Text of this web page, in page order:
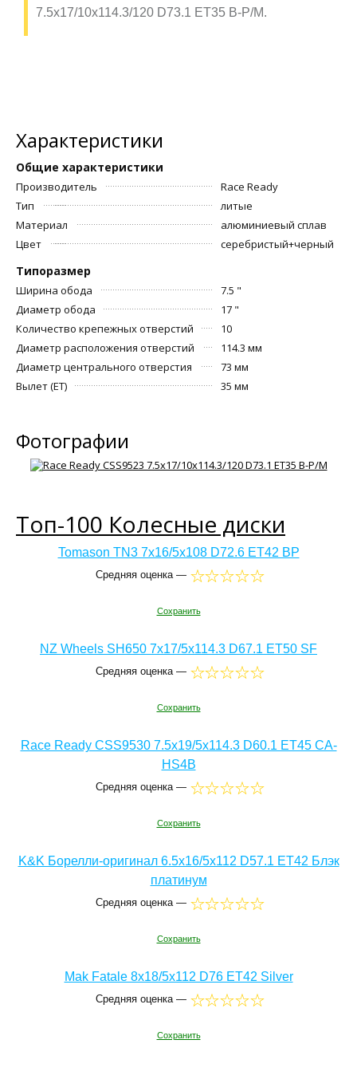
7.5x17/10x114.3/120 D73.1 ET35 B-P/M.
Характеристики
Общие характеристики
Производитель
Race Ready
Тип
литые
Материал
алюминиевый сплав
Цвет
серебристый+черный
Типоразмер
Ширина обода
7.5 "
Диаметр обода
17 "
Количество крепежных отверстий
10
Диаметр расположения отверстий
114.3 мм
Диаметр центрального отверстия
73 мм
Вылет (ET)
35 мм
Фотографии
Топ-100 Колесные диски
Tomason TN3 7x16/5x108 D72.6 ET42 BP
Средняя оценка —
Сохранить
NZ Wheels SH650 7x17/5x114.3 D67.1 ET50 SF
Средняя оценка —
Сохранить
Race Ready CSS9530 7.5x19/5x114.3 D60.1 ET45 CA-
HS4B
Средняя оценка —
Сохранить
K&K Борелли-оригинал 6.5x16/5x112 D57.1 ET42 Блэк
платинум
Средняя оценка —
Сохранить
Mak Fatale 8x18/5x112 D76 ET42 Silver
Средняя оценка —
Сохранить